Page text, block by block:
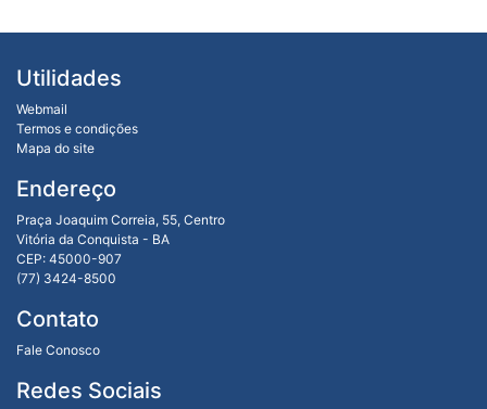
Utilidades
Webmail
Termos e condições
Mapa do site
Endereço
Praça Joaquim Correia, 55, Centro
Vitória da Conquista - BA
CEP: 45000-907
(77) 3424-8500
Contato
Fale Conosco
Redes Sociais